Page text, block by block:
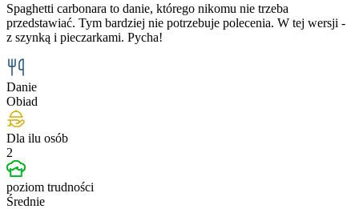
Spaghetti carbonara to danie, którego nikomu nie trzeba
przedstawiać. Tym bardziej nie potrzebuje polecenia. W tej wersji -
z szynką i pieczarkami. Pycha!
Danie
Obiad
Dla ilu osób
2
poziom trudności
Średnie